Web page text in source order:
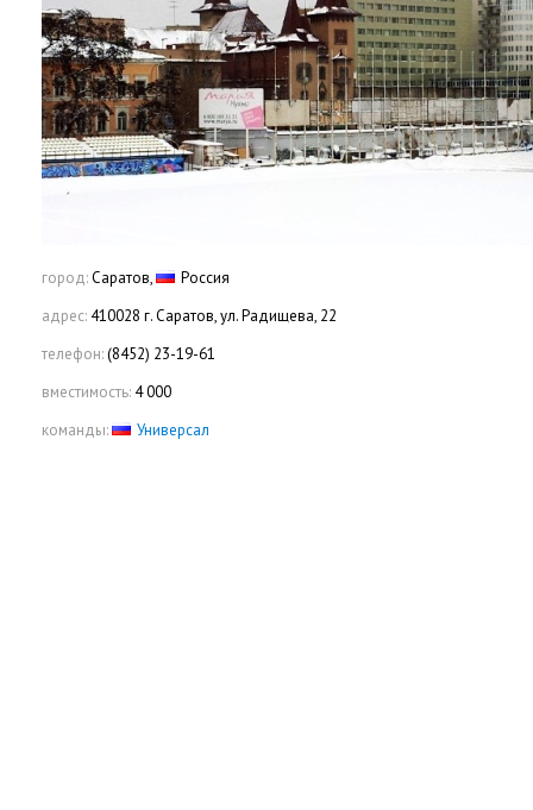
город:Саратов,
Россия
адрес: 410028 г. Саратов, ул. Радищева, 22
телефон:(8452) 23-19-61
вместимость: 4 000
команды:
Универсал